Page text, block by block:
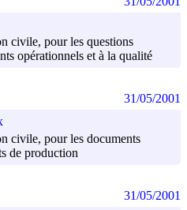
civile, pour les questions
opérationnels et à la qualité
civile, pour les documents
de production
31/05/2001
31/05/2001